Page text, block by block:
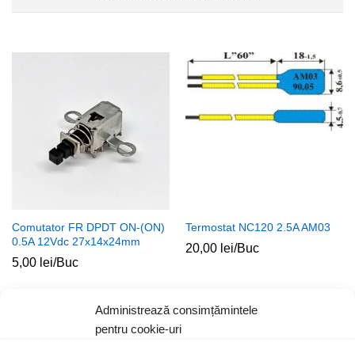
Administrează consimțămintele
pentru cookie-uri
Comutator FR DPDT ON-(ON)
0.5A 12Vdc 27x14x24mm
5,00 lei/Buc
Termostat NC120 2.5A AM03
20,00 lei/Buc
Stoc epuizat